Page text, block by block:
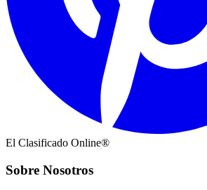
El Clasificado Online®
Sobre Nosotros